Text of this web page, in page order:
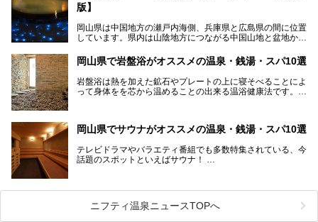
この記事では、奥津温泉で宿泊におすすめの宿、観光スポッ
を存分に味わい、癒しの旅を楽しんでくださいね。
版】
岡山県は中国地方の瀬戸内海側、兵庫県と広島県の間に位置
しています。県内は山陰地方につながる中国山地と盆地から
海に多数の島々が浮かぶ瀬戸内海に面した南部に分けられま
す。年間を通じて降水量が少ない「晴れの国」で、モモやブ
ドウなど果物の栽培が盛んなうえ、その品質の高さは全国的
にも有名です。
ます。ここでは、岡山県で評判のスーパー銭湯をご紹介しま
しょう。
岡山県で岩盤浴がオススメの温泉・銭湯・スパ10選
岩盤浴は熱を加えた鉱石やプレートの上に寝そべることによ
って身体をを芯から温めることの出来る温浴健康法です。じ
ススメ温泉・銭湯・スパ10ヶ所を紹介させていただきま
岡山県でサウナがオススメの温泉・銭湯・スパ10選
テレビドラマやバラエティ番組でも多数特集されている、今
話題のスポットといえばサウナ！
今回は、岡山県でサウナがおすすめの温泉や銭湯、スパを厳
選してご紹介！
血流が良くなるだけでなく美容効果やリラックス効果も期待
ニフティ温泉ニュースTOPへ